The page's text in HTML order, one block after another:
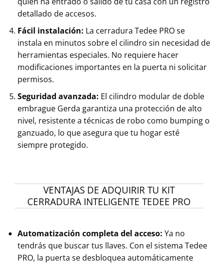
detallado de accesos.
Fácil instalación: La cerradura Tedee PRO se
instala en minutos sobre el cilindro sin necesidad de
herramientas especiales. No requiere hacer
modificaciones importantes en la puerta ni solicitar
permisos.
Seguridad avanzada: El cilindro modular de doble
embrague Gerda garantiza una protección de alto
nivel, resistente a técnicas de robo como bumping o
ganzuado, lo que asegura que tu hogar esté
siempre protegido.
VENTAJAS DE ADQUIRIR TU KIT
CERRADURA INTELIGENTE TEDEE PRO
Automatización completa del acceso: Ya no
tendrás que buscar tus llaves. Con el sistema Tedee
PRO, la puerta se desbloquea automáticamente